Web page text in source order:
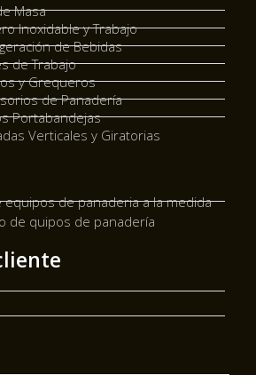
Masa
Inoxidable y Trabajo
de Bebidas
de Trabajo
y Grequeros
de Panadería
Portabandejas
Verticales y Giratorias
equipos de panaderia a la medida
de quipos de panadería